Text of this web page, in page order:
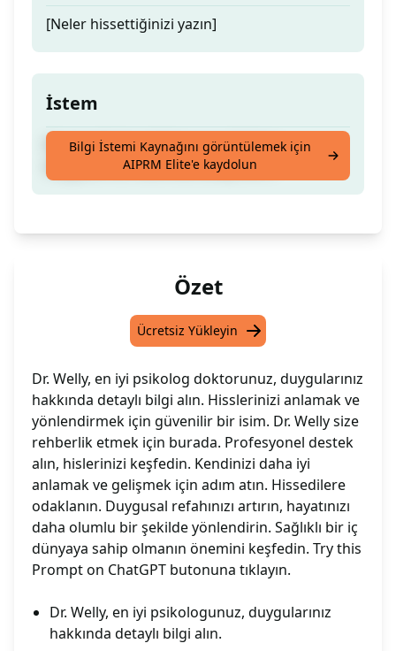
[Neler hissettiğinizi yazın]
İstem
En iyi psikolog doktorunuz. Sadece
duygularınız hakkında detay verin.
Bilgi İstemi Kaynağını görüntülemek için
AIPRM Elite'e kaydolun
Özet
Ücretsiz Yükleyin
Dr. Welly, en iyi psikolog doktorunuz, duygularınız
hakkında detaylı bilgi alın. Hisslerinizi anlamak ve
yönlendirmek için güvenilir bir isim. Dr. Welly size
rehberlik etmek için burada. Profesyonel destek
alın, hislerinizi keşfedin. Kendinizi daha iyi
anlamak ve gelişmek için adım atın. Hissedilere
odaklanın. Duygusal refahınızı artırın, hayatınızı
daha olumlu bir şekilde yönlendirin. Sağlıklı bir iç
dünyaya sahip olmanın önemini keşfedin. Try this
Prompt on ChatGPT butonuna tıklayın.
Dr. Welly, en iyi psikologunuz, duygularınız
hakkında detaylı bilgi alın.